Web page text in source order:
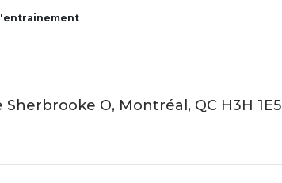
Sherbrooke O, Montréal, QC H3H 1E5